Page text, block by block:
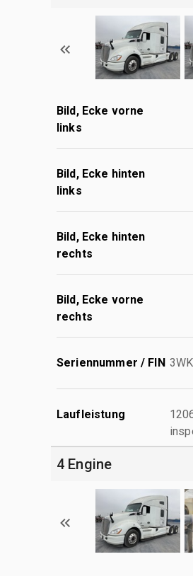
Bild, Ecke vorne
links
Bild, Ecke hinten
links
Bild, Ecke hinten
rechts
Bild, Ecke vorne
rechts
Seriennummer / FIN
Laufleistung
4 Engine